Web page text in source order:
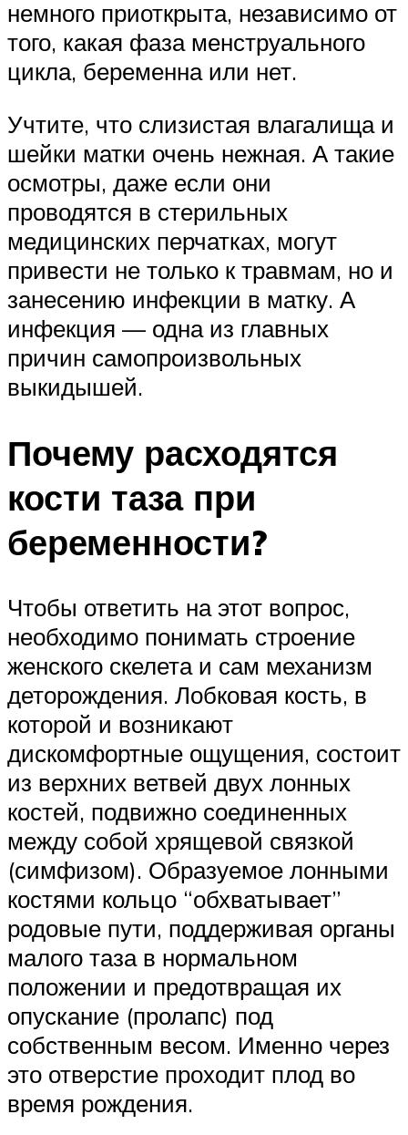
немного приоткрыта, независимо от
того, какая фаза менструального
цикла, беременна или нет.
Учтите, что слизистая влагалища и
шейки матки очень нежная. А такие
осмотры, даже если они
проводятся в стерильных
медицинских перчатках, могут
привести не только к травмам, но и
занесению инфекции в матку. А
инфекция — одна из главных
причин самопроизвольных
выкидышей.
Почему расходятся
кости таза при
беременности?
Чтобы ответить на этот вопрос,
необходимо понимать строение
женского скелета и сам механизм
деторождения. Лобковая кость, в
которой и возникают
дискомфортные ощущения, состоит
из верхних ветвей двух лонных
костей, подвижно соединенных
между собой хрящевой связкой
(симфизом). Образуемое лонными
костями кольцо “обхватывает”
родовые пути, поддерживая органы
малого таза в нормальном
положении и предотвращая их
опускание (пролапс) под
собственным весом. Именно через
это отверстие проходит плод во
время рождения.